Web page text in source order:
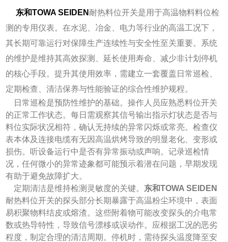
东和TOWA SEIDEN 耐热料位开关是用于高温物料料位检
测的专用仪表。在水泥、冶金、电力等行业的高温工况下，
其长期可靠运行对保障生产连续性与安全性至关重要。系统
的维护是维持其高效探测、延长使用寿命、减少非计划停机
的核心手段。提升其使用效率，需建立一套覆盖日常巡检、
定期检查、清洁保养与性能验证的综合性维护规程。
日常巡检是预防性维护的基础。操作人员应熟悉料位开关
的正常工作状态。每日需观察其信号输出指示灯状态是否与
料位实际状况相符，确认无持续的异常闪烁或常亮。检查仪
表本体及连接电缆有无因高温烘烤导致的明显老化、变形或
损伤。听设备运行中是否有异常振动或声响。记录巡检情
况，任何微小的异常迹象都可能预示着潜在问题，早期发现
有助于避免故障扩大。
定期清洁是维持检测灵敏度的关键。 东和TOWA SEIDEN
耐热料位开关的探头部分长期暴露于高温粉尘环境中，表面
易积聚物料结皮或熔渣。这些附着物可能改变探头的介电常
数或热导特性，导致信号漂移或误动作。应根据工况的恶劣
程度，制定合理的清洁周期。停机时，需待探头温度降至安